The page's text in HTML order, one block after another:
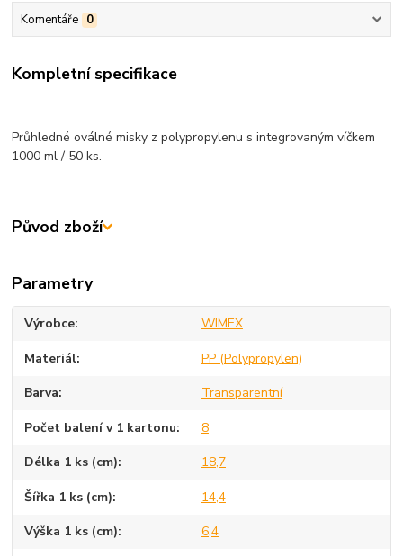
Komentáře 0
Kompletní specifikace
Průhledné oválné misky z polypropylenu s integrovaným víčkem
1000 ml / 50 ks.
Původ zboží
Parametry
Výrobce WIMEX
Materiál PP (Polypropylen)
Barva Transparentní
Počet balení v 1 kartonu 8
Délka 1 ks (cm) 18,7
Šířka 1 ks (cm) 14,4
Výška 1 ks (cm) 6,4